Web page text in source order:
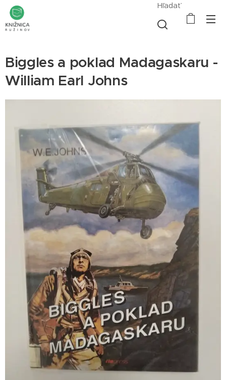
Hľadať
Biggles a poklad Madagaskaru -
William Earl Johns